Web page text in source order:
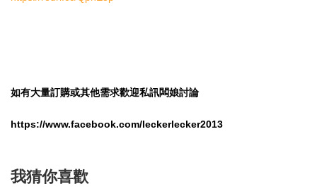
如有大量訂購或其他需求歡迎私訊闆娘討論
https://www.facebook.com/leckerlecker2013
我猜你喜歡